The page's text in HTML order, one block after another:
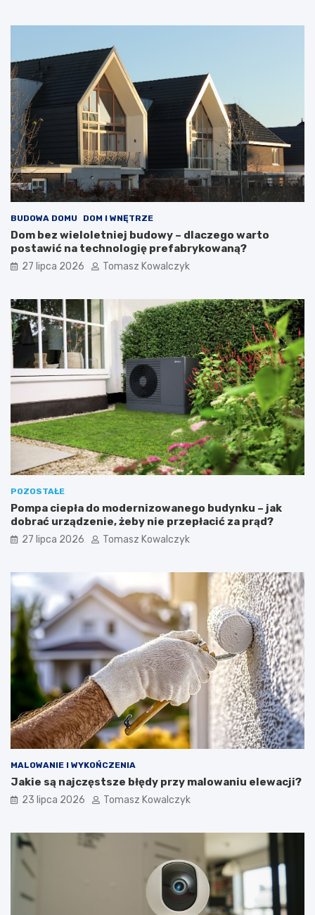
BUDOWA DOMU DOM I WNĘTRZE
Dom bez wieloletniej budowy – dlaczego warto
postawić na technologię prefabrykowaną?
27 lipca 2026 Tomasz Kowalczyk
POZOSTAŁE
Pompa ciepła do modernizowanego budynku – jak
dobrać urządzenie, żeby nie przepłacić za prąd?
27 lipca 2026 Tomasz Kowalczyk
MALOWANIE I WYKOŃCZENIA
Jakie są najczęstsze błędy przy malowaniu elewacji?
23 lipca 2026 Tomasz Kowalczyk